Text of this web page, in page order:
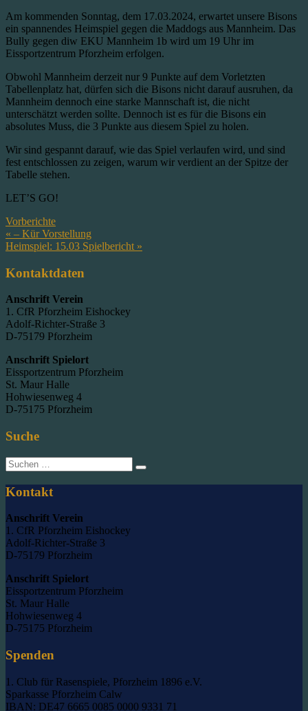
Am kommenden Sonntag, dem 17.03.2024, erwartet unsere Bisons
ein spannendes Heimspiel gegen die Maddogs aus Mannheim. Das
Bully gegen diw EKU Mannheim 1b wird um 19 Uhr im
Eissportzentrum Pforzheim erfolgen.
Obwohl Mannheim derzeit nur 9 Punkte auf dem Vorletzten
Tabellenplatz hat, dürfen sich die Bisons nicht darauf ausruhen, da
Mannheim dennoch eine starke Mannschaft ist, die nicht
unterschätzt werden sollte. Dennoch ist es für die Bisons ein
absolutes Muss, die 3 Punkte aus diesem Spiel zu holen.
Wir sind gespannt darauf, wie das Spiel verlaufen wird, und sind
fest entschlossen zu zeigen, warum wir verdient an der Spitze der
Tabelle stehen.
LET’S GO!
Vorberichte
Beitragsnavigation
« – Kür Vorstellung
Heimspiel: 15.03 Spielbericht »
Kontaktdaten
Anschrift Verein
1. CfR Pforzheim Eishockey
Adolf-Richter-Straße 3
D-75179 Pforzheim
Anschrift Spielort
Eissportzentrum Pforzheim
St. Maur Halle
Hohwiesenweg 4
D-75175 Pforzheim
Suche
Suche
nach:
Kontakt
Anschrift Verein
1. CfR Pforzheim Eishockey
Adolf-Richter-Straße 3
D-75179 Pforzheim
Anschrift Spielort
Eissportzentrum Pforzheim
St. Maur Halle
Hohwiesenweg 4
D-75175 Pforzheim
Spenden
1. Club für Rasenspiele, Pforzheim 1896 e.V.
Sparkasse Pforzheim Calw
IBAN: DE47 6665 0085 0000 9331 71